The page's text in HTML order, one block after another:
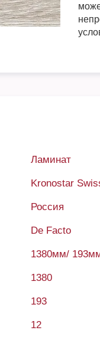
Ламинат
Kronostar
Россия
De Facto
1380мм/
1380
193
12